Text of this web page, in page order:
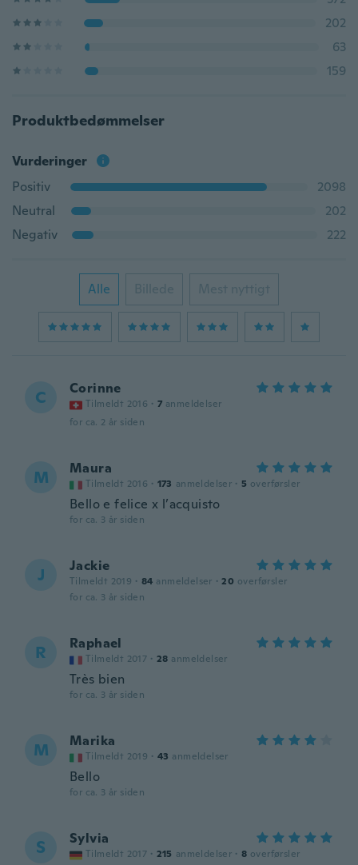
202
63
159
Produktbedømmelser
Vurderinger
Positiv
2098
Neutral
202
Negativ
222
Alle Billede Mest nyttigt
C Corinne
Tilmeldt 2016 · 7 anmeldelser
for ca. 2 år siden
M Maura
Tilmeldt 2016 · 173 anmeldelser · 5 overførsler
Bello e felice x l’acquisto
for ca. 3 år siden
J Jackie
Tilmeldt 2019 · 84 anmeldelser · 20 overførsler
for ca. 3 år siden
R Raphael
Tilmeldt 2017 · 28 anmeldelser
Très bien
for ca. 3 år siden
M Marika
Tilmeldt 2019 · 43 anmeldelser
Bello
for ca. 3 år siden
S Sylvia
Tilmeldt 2017 · 215 anmeldelser · 8 overførsler